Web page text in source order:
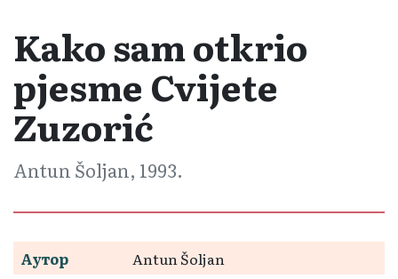
Kako sam otkrio
pjesme Cvijete
Zuzorić
Antun Šoljan, 1993.
Аутор
Antun Šoljan